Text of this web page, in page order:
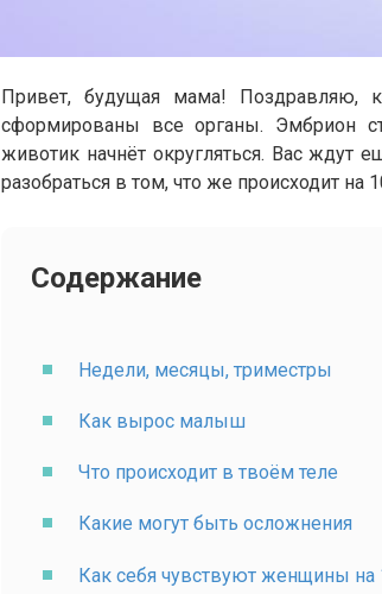
Привет, будущая мама! Поздравляю,
сформированы все органы. Эмбрион
животик начнёт округляться. Вас ждут
разобраться в том, что же происходит
Содержание
Недели, месяцы, триместры
Как вырос малыш
Что происходит в твоём теле
Какие могут быть осложнения
Как себя чувствуют женщины на